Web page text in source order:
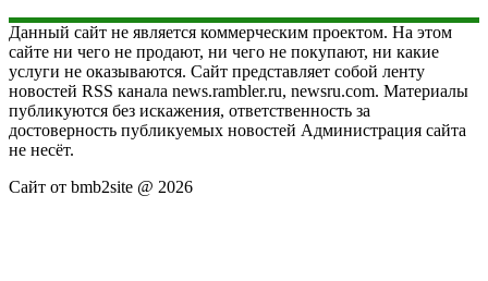
Данный сайт не является коммерческим проектом. На этом
сайте ни чего не продают, ни чего не покупают, ни какие
услуги не оказываются. Сайт представляет собой ленту
новостей RSS канала news.rambler.ru, newsru.com. Материалы
публикуются без искажения, ответственность за
достоверность публикуемых новостей Администрация сайта
не несёт.
Сайт от bmb2site @ 2026